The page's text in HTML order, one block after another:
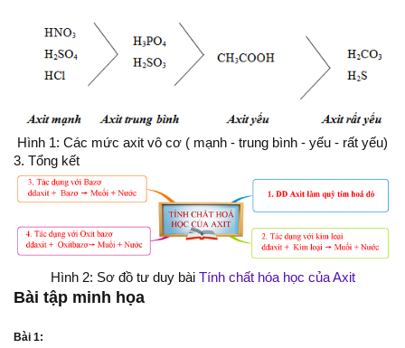
Hình 1: Các mức axit vô cơ ( mạnh - trung bình - yếu - rất yếu)​
3. Tổng kết
Hình 2: Sơ đồ tư duy bài Tính chất hóa học của Axit
Bài tập minh họa
Bài 1: